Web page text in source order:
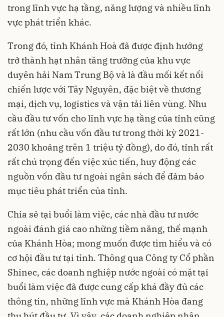
trong lĩnh vực hạ tầng, năng lượng và nhiều lĩnh
vực phát triển khác.
Trong đó, tỉnh Khánh Hoà đã được định hướng
trở thành hạt nhân tăng trưởng của khu vực
duyên hải Nam Trung Bộ và là đầu mối kết nối
chiến lược với Tây Nguyên, đặc biệt về thương
mại, dịch vụ, logistics và vận tải liên vùng. Nhu
cầu đầu tư vốn cho lĩnh vực hạ tầng của tỉnh cũng
rất lớn (nhu cầu vốn đầu tư trong thời kỳ 2021-
2030 khoảng trên 1 triệu tỷ đồng), do đó, tỉnh rất
rất chú trọng đến việc xúc tiến, huy động các
nguồn vốn đầu tư ngoài ngân sách để đảm bảo
mục tiêu phát triển của tỉnh.
Chia sẻ tại buổi làm việc, các nhà đầu tư nước
ngoài đánh giá cao những tiềm năng, thế mạnh
của Khánh Hòa; mong muốn được tìm hiểu và có
cơ hội đầu tư tại tỉnh. Thông qua Công ty Cổ phần
Shinec, các doanh nghiệp nước ngoài có mặt tại
buổi làm việc đã được cung cấp khá đầy đủ các
thông tin, những lĩnh vực mà Khánh Hòa đang